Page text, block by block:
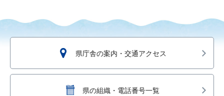
県庁舎の案内・交通アクセス
県の組織・電話番号一覧